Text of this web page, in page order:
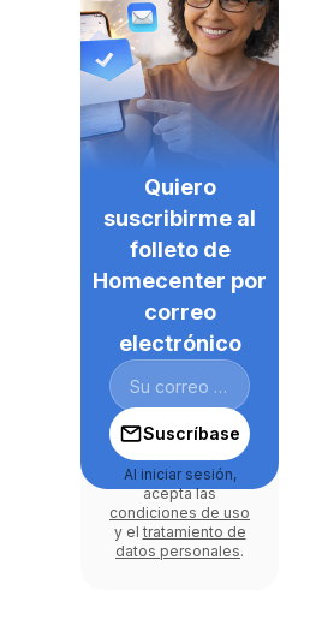
Quiero
suscribirme al
folleto de
Homecenter por
correo
electrónico
Suscríbase
Al iniciar sesión,
acepta las
condiciones de uso
y el tratamiento de
datos personales.